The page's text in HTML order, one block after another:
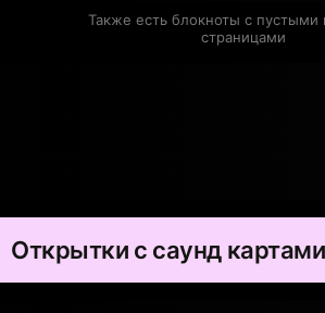
Также есть блокноты с
страницами
Открытки с саунд картами